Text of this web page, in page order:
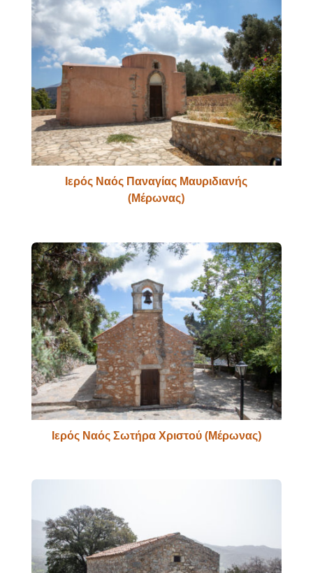
Ιερός Ναός Παναγίας Μαυριδιανής
(Μέρωνας)
Ιερός Ναός Σωτήρα Χριστού (Μέρωνας)